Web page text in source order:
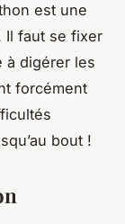
est une
Il faut se fixer
à digérer les
forcément
bout !